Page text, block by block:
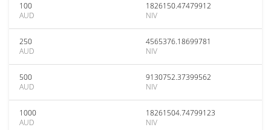
100
AUD
1826150.47479912
NIV
250
AUD
4565376.18699781
NIV
500
AUD
9130752.37399562
NIV
1000
AUD
18261504.74799123
NIV